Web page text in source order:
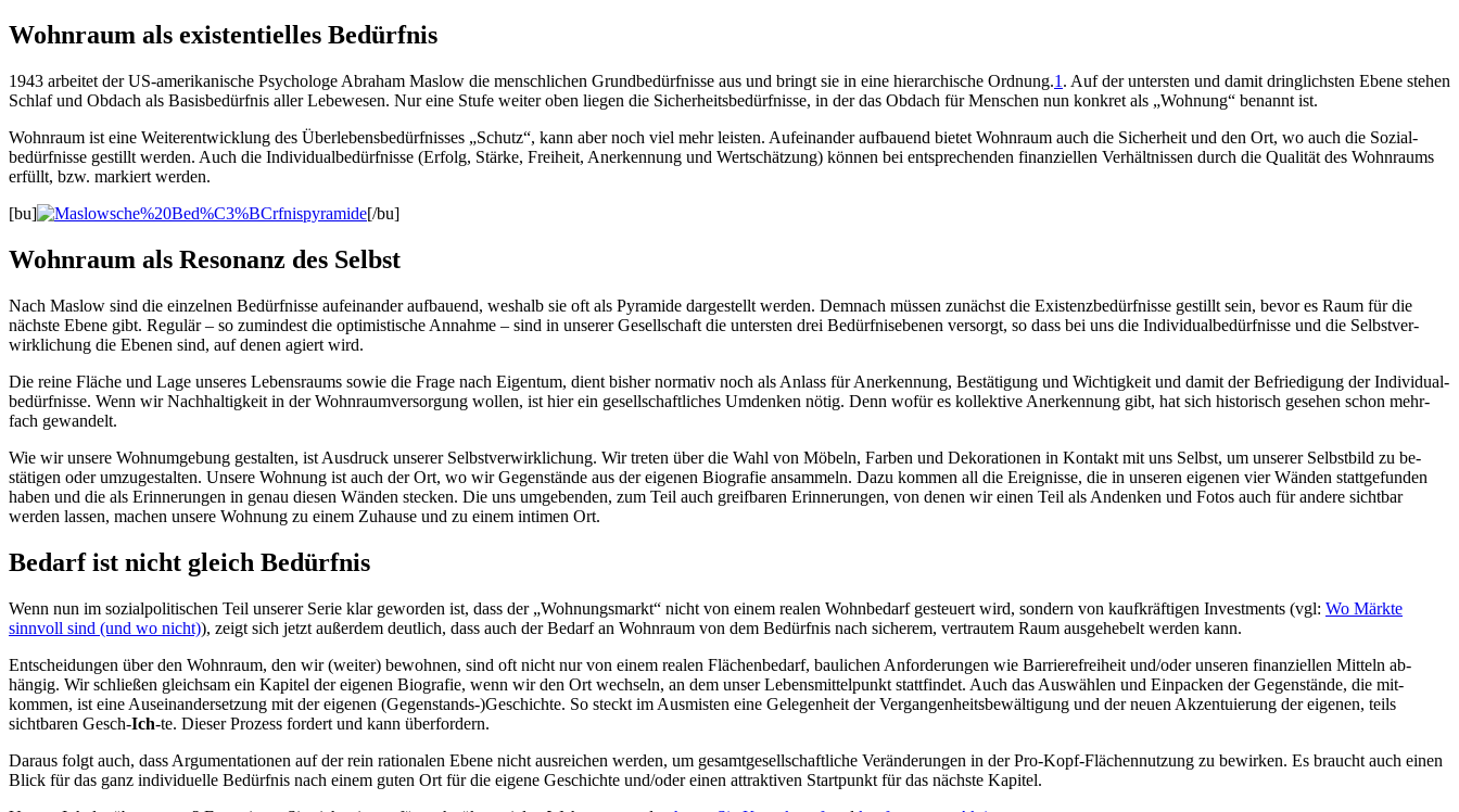
Wohn­raum als existen­tielles Bedürfnis
1943 arbeitet der US-ameri­kanische Psychologe Abraham Maslow die menschlichen Grund­bedürfnisse aus und bringt sie in eine hierarchische Ordnung.1 . Auf der untersten und damit dringlichsten Ebene stehen
Schlaf und Obdach als Basis­bedürfnis aller Lebe­wesen. Nur eine Stufe weiter oben liegen die Sicher­heits­bedürfnisse, in der das Obdach für Menschen nun konkret als „Wohnung“ benannt ist.
Wohn­raum ist eine Weiter­entwicklung des Über­lebens­bedürfnisses „Schutz“, kann aber noch viel mehr leisten. Auf­einander auf­bauend bietet Wohn­raum auch die Sicherheit und den Ort, wo auch die Sozial­
bedürfnisse ge­stillt werden. Auch die Individual­bedürf­nisse (Erfolg, Stärke, Frei­heit, An­erkennung und Wert­schätzung) können bei ent­sprechenden finanz­iellen Ver­hältnissen durch die Qualität des Wohn­raums
erfüllt, bzw. markiert werden.
[bu]
[/bu]
Wohn­raum als Resonanz des Selbst
Nach Maslow sind die einzelnen Bedürf­nisse auf­einander auf­bauend, weshalb sie oft als Pyramide dargestellt werden. Dem­nach müssen zu­nächst die Existenz­bedürfnisse gestillt sein, bevor es Raum für die
nächste Ebene gibt. Regulär – so zumindest die optimistische Annahme – sind in unserer Gesell­schaft die untersten drei Bedürfnis­ebenen ver­sorgt, so dass bei uns die Individual­bedürfnisse und die Selbst­ver­
wirklichung die Ebenen sind, auf denen agiert wird.
Die reine Fläche und Lage unseres Lebens­raums sowie die Frage nach Eigen­tum, dient bisher normativ noch als Anlass für An­er­kennung, Be­stätigung und Wichtig­keit und damit der Be­friedigung der Individual­
bedürfnisse. Wenn wir Nach­haltig­keit in der Wohn­raum­ver­sorgung wollen, ist hier ein gesell­schaft­liches Um­denken nötig. Denn wofür es kollektive An­er­kennung gibt, hat sich historisch ge­sehen schon mehr­
fach gewandelt.
Wie wir unsere Wohn­um­gebung ge­stalten, ist Aus­druck unserer Selbst­ver­wirklichung. Wir treten über die Wahl von Möbeln, Farben und De­korationen in Kontakt mit uns Selbst, um unserer Selbst­bild zu be­
stätigen oder um­zu­gestalten. Unsere Wohnung ist auch der Ort, wo wir Gegen­stände aus der eigenen Bio­grafie an­sammeln. Dazu kommen all die Ereignisse, die in unseren eigenen vier Wänden statt­gefunden
haben und die als Er­innerungen in genau diesen Wänden stecken. Die uns um­gebenden, zum Teil auch greif­baren Erinnerungen, von denen wir einen Teil als An­denken und Fotos auch für andere sicht­bar
werden lassen, machen unsere Wohnung zu einem Zuhause und zu einem intimen Ort.
Bedarf ist nicht gleich Bedürfnis
Wenn nun im sozial­politischen Teil unserer Serie klar geworden ist, dass der „Wohnungs­markt“ nicht von einem realen Wohn­bedarf ge­steuert wird, sondern von kauf­kräftigen Investments (vgl: Wo Märkte
sinnvoll sind (und wo nicht)), zeigt sich jetzt außer­dem deut­lich, dass auch der Bedarf an Wohn­raum von dem Bedürfnis nach sicherem, vertrautem Raum aus­gehebelt werden kann.
Ent­scheid­ungen über den Wohn­raum, den wir (weiter) be­wohnen, sind oft nicht nur von einem realen Flächen­bedarf, bau­lichen An­forder­ungen wie Barriere­frei­heit und/oder unseren finanziellen Mitteln ab­
hängig. Wir schließen gleich­sam ein Kapitel der eigenen Bio­grafie, wenn wir den Ort wechseln, an dem unser Lebens­mittel­punkt statt­findet. Auch das Aus­wählen und Ein­packen der Gegen­stände, die mit­
kommen, ist eine Aus­einander­setzung mit der eigenen (Gegenstands-)Geschichte. So steckt im Aus­misten eine Ge­legen­heit der Ver­gangen­heits­be­wäl­tigung und der neuen Akzen­tuierung der eigenen, teils
sichtbaren Gesch-Ich-te. Dieser Prozess fordert und kann überfordern.
Da­raus folgt auch, dass Argumen­tationen auf der rein rationalen Ebene nicht aus­reichen werden, um gesamt­gesellschaft­liche Ver­änderungen in der Pro-Kopf-Flächen­nutzung zu bewirken. Es braucht auch einen
Blick für das ganz individuelle Bedürfnis nach einem guten Ort für die eigene Geschichte und/oder einen attraktiven Start­punkt für das nächste Kapitel.